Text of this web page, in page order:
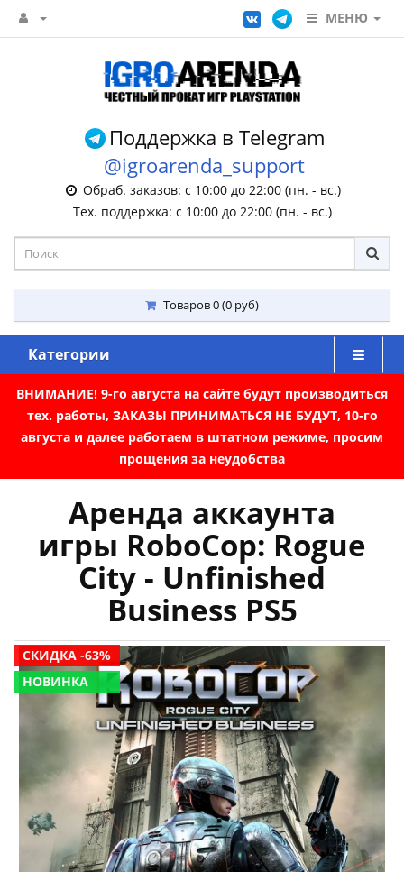
МЕНЮ
Поддержка в Telegram
@igroarenda_support
Обраб. заказов: с 10:00 до 22:00 (пн. - вс.)
Тех. поддержка: с 10:00 до 22:00 (пн. - вс.)
Товаров 0 (0 руб)
Категории
ВНИМАНИЕ! 9-го августа на сайте будут производиться
тех. работы, ЗАКАЗЫ ПРИНИМАТЬСЯ НЕ БУДУТ, 10-го
августа и далее работаем в штатном режиме, просим
прощения за неудобства
Аренда аккаунта
игры RoboCop: Rogue
City - Unfinished
Business PS5
СКИДКА -63%
НОВИНКА